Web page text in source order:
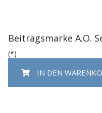
Beitragsmarke A.O.
(*)
IN DEN